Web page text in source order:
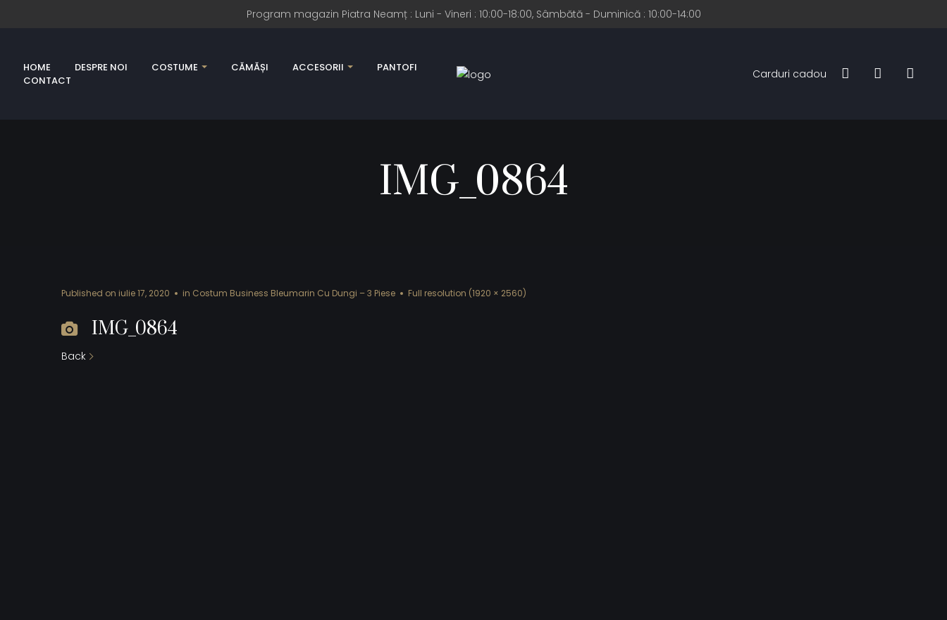
Program magazin Piatra Neamț : Luni - Vineri : 10:00-18:00, Sâmbătă - Duminică : 10:00-14:00
HOME DESPRE NOI COSTUME CĂMĂȘI ACCESORII
PANTOFI
CONTACT
Carduri cadou
IMG_0864
Published on iulie 17, 2020 in Costum Business Bleumarin Cu Dungi – 3 Piese Full resolution (1920 × 2560)
IMG_0864
Back